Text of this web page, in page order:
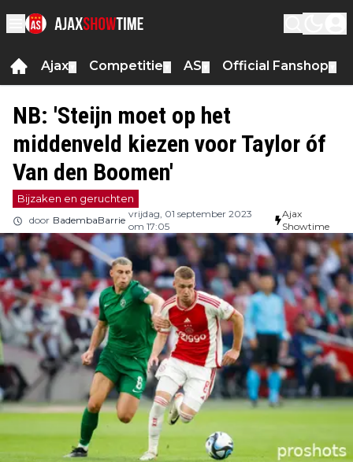
Ajax Competitie AS Official Fanshop
NB: 'Steijn moet op het
middenveld kiezen voor Taylor óf
Van den Boomen'
Bijzaken en geruchten
door BadembaBarrie
vrijdag, 01 september 2023
om 17:05
Ajax
Showtime